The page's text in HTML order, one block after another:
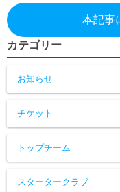
本記事
カテゴリー
お知らせ
チケット
トップチーム
スタータークラブ